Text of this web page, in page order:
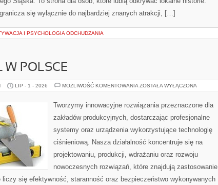
się wyłącznie do najbardziej znanych atrakcji, […]
I PSYCHOLOGIA ODCHUDZANIA
W POLSCE
LIP - 1 - 2026 MOŻLIWOŚĆ KOMENTOWANIA PRZEMYSŁ
ZOSTAŁA WYŁĄCZONA
Tworzymy innowacyjne rozwiązania przeznaczone dla
zakładów produkcyjnych, dostarczając profesjonalne
systemy oraz urządzenia wykorzystujące technologię
ciśnieniową. Nasza działalność koncentruje się na
projektowaniu, produkcji, wdrażaniu oraz rozwoju
nowoczesnych rozwiązań, które znajdują zastosowanie
się efektywność, staranność oraz bezpieczeństwo wykonywanych